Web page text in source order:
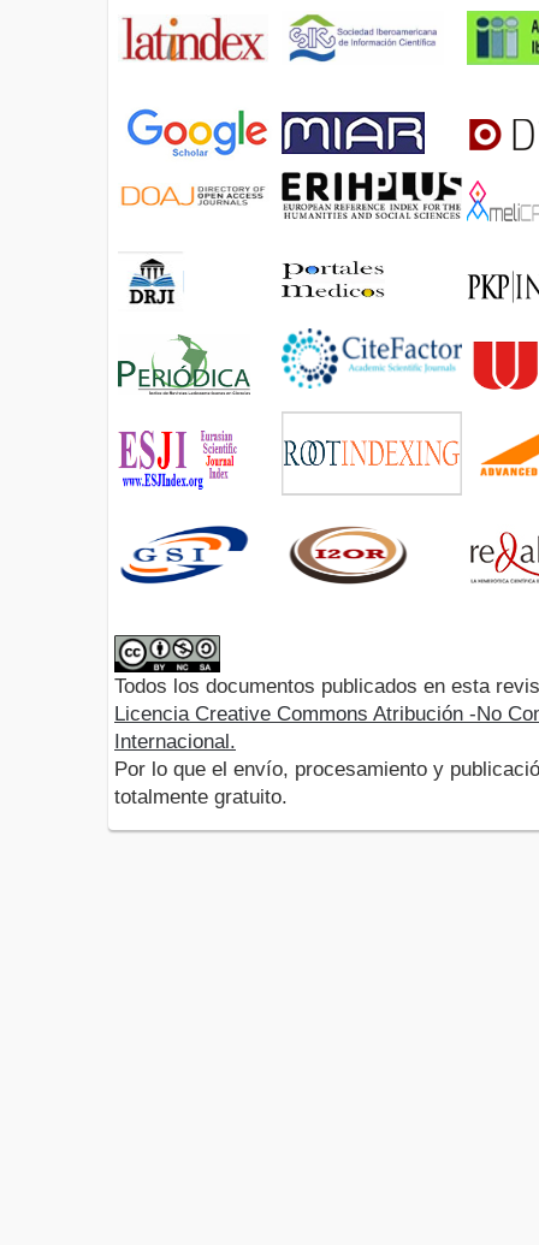
Todos los documentos publicados en esta
Licencia Creative Commons Atribución -No
Internacional.
Por lo que el envío, procesamiento y
totalmente gratuito.